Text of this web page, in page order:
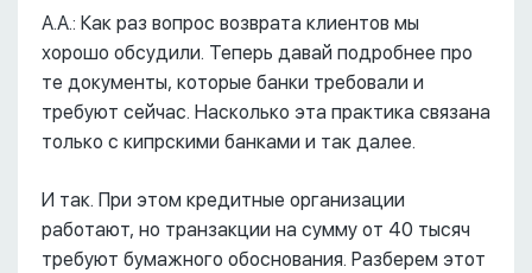
А.А.: Как раз вопрос возврата клиентов мы
хорошо обсудили. Теперь давай подробнее про
те документы, которые банки требовали и
требуют сейчас. Насколько эта практика связана
только с кипрскими банками и так далее.
И так. При этом кредитные организации
работают, но транзакции на сумму от 40 тысяч
требуют бумажного обоснования. Разберем этот